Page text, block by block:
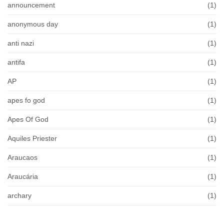
announcement (1)
anonymous day (1)
anti nazi (1)
antifa (1)
AP (1)
apes fo god (1)
Apes Of God (1)
Aquiles Priester (1)
Araucaos (1)
Araucária (1)
archary (1)